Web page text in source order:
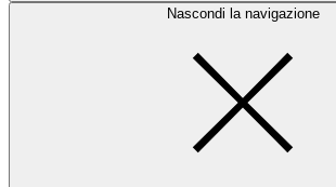
Nascondi la navigazione